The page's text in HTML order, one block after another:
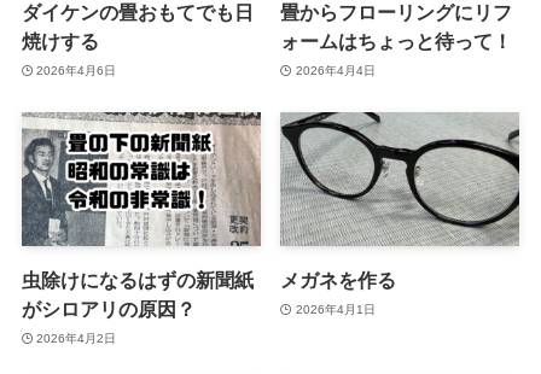
ダイケンの畳おもてでも日
焼けする
2026年4月6日
畳からフローリングにリフ
ォームはちょっと待って！
2026年4月4日
虫除けになるはずの新聞紙
がシロアリの原因？
2026年4月2日
メガネを作る
2026年4月1日